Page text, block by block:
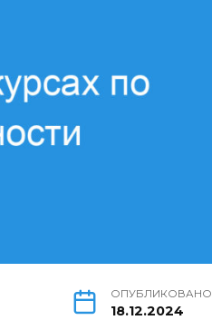
ОПУБЛИКОВАНО
18.12.2024